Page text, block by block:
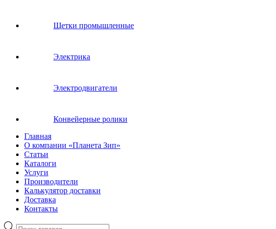
Щетки промышленные
Электрика
Электродвигатели
Конвейерные ролики
Главная
О компании «Планета Зип»
Статьи
Каталоги
Услуги
Производители
Калькулятор доставки
Доставка
Контакты
Поиск